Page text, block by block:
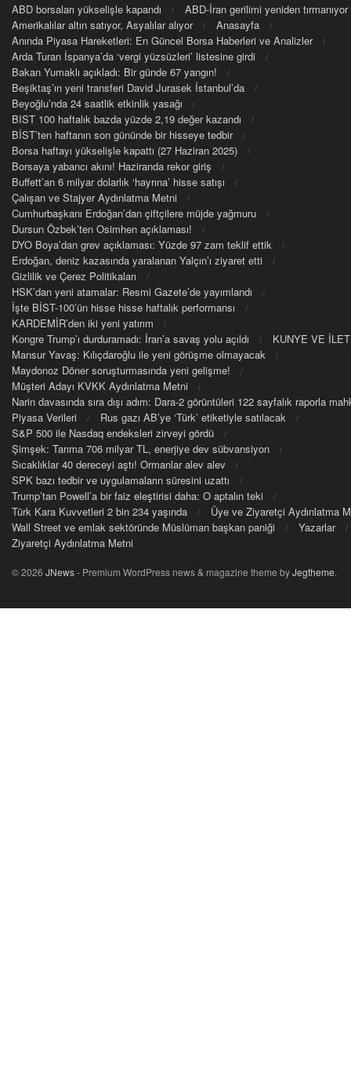
ABD borsaları yükselişle kapandı
ABD-İran gerilimi yeniden tırmanıyor
Amerikalılar altın satıyor, Asyalılar alıyor
Anasayfa
Anında Piyasa Hareketleri: En Güncel Borsa Haberleri ve Analizler
Arda Turan İspanya’da ‘vergi yüzsüzleri’ listesine girdi
Bakan Yumaklı açıkladı: Bir günde 67 yangın!
Beşiktaş’ın yeni transferi David Jurasek İstanbul’da
Beyoğlu’nda 24 saatlik etkinlik yasağı
BIST 100 haftalık bazda yüzde 2,19 değer kazandı
BİST’ten haftanın son gününde bir hisseye tedbir
Borsa haftayı yükselişle kapattı (27 Haziran 2025)
Borsaya yabancı akını! Haziranda rekor giriş
Buffett’an 6 milyar dolarlık ‘hayrına’ hisse satışı
Çalışan ve Stajyer Aydınlatma Metni
Cumhurbaşkanı Erdoğan’dan çiftçilere müjde yağmuru
Dursun Özbek’ten Osimhen açıklaması!
DYO Boya’dan grev açıklaması: Yüzde 97 zam teklif ettik
Erdoğan, deniz kazasında yaralanan Yalçın’ı ziyaret etti
Gizlilik ve Çerez Politikaları
HSK’dan yeni atamalar: Resmi Gazete’de yayımlandı
İşte BİST-100’ün hisse hisse haftalık performansı
KARDEMİR’den iki yeni yatırım
Kongre Trump’ı durduramadı: İran’a savaş yolu açıldı
KUNYE VE
Mansur Yavaş: Kılıçdaroğlu ile yeni görüşme olmayacak
Maydonoz Döner soruşturmasında yeni gelişme!
Müşteri Adayı KVKK Aydınlatma Metni
Narin davasında sıra dışı adım: Dara-2 görüntüleri 122 sayfalık raporla
Piyasa Verileri
Rus gazı AB’ye ‘Türk’ etiketiyle satılacak
S&P 500 ile Nasdaq endeksleri zirveyi gördü
Şimşek: Tarıma 706 milyar TL, enerjiye dev sübvansiyon
Sıcaklıklar 40 dereceyi aştı! Ormanlar alev alev
SPK bazı tedbir ve uygulamaların süresini uzattı
Trump’tan Powell’a bir faiz eleştirisi daha: O aptalın teki
Türk Kara Kuvvetleri 2 bin 234 yaşında
Üye ve Ziyaretçi Aydınlatma
Wall Street ve emlak sektöründe Müslüman başkan paniği
Yazarlar
Ziyaretçi Aydınlatma Metni
© 2026 JNews- Premium WordPress news & magazine theme byJegtheme.